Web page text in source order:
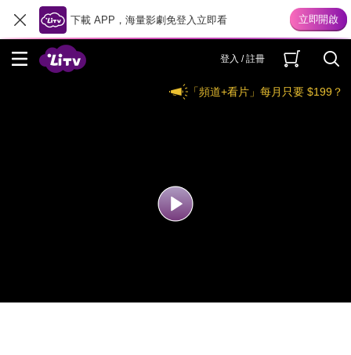
下載 APP，海量影劇免登入立即看
登入 / 註冊
「頻道+看片」每月只要 $199？